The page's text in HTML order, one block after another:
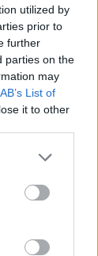
utilized by
prior to
further
parties on the
may
List of
it to other